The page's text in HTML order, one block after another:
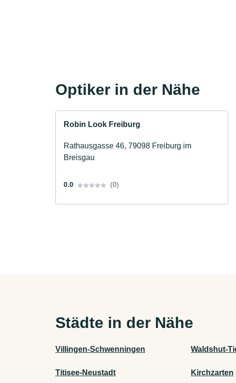
Optiker in der Nähe
Robin Look Freiburg
Rathausgasse 46, 79098 Freiburg im
Breisgau
0.0 (0)
Städte in der Nähe
Villingen-Schwenningen Waldshut-
Titisee-Neustadt Kirchzarten